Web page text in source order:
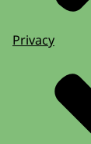
Privacy